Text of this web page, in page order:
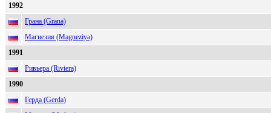
1992
Грана (Grana)
Магнезия (Magneziya)
1991
Ривьера (Riviera)
1990
Герда (Gerda)